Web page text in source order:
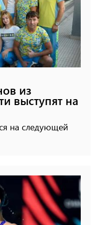
из
выступят на
на следующей